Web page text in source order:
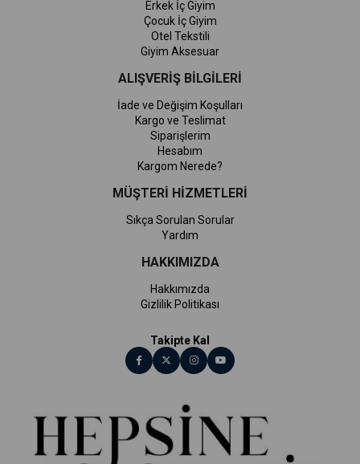
Erkek İç Giyim
Çocuk İç Giyim
Otel Tekstili
Giyim Aksesuar
ALIŞVERİŞ BİLGİLERİ
İade ve Değişim Koşulları
Kargo ve Teslimat
Siparişlerim
Hesabım
Kargom Nerede?
MÜŞTERİ HİZMETLERİ
Sıkça Sorulan Sorular
Yardım
HAKKIMIZDA
Hakkımızda
Gizlilik Politikası
Takipte Kal